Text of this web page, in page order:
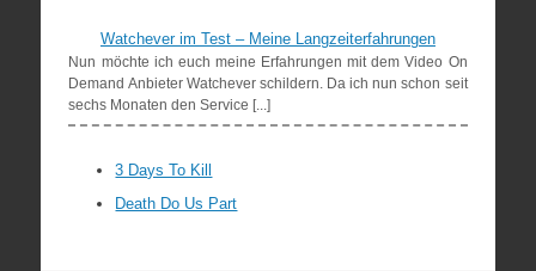
Watchever im Test – Meine Langzeiterfahrungen
Nun möchte ich euch meine Erfahrungen mit dem Video On
Demand Anbieter Watchever schildern. Da ich nun schon seit
sechs Monaten den Service [...]
3 Days To Kill
Death Do Us Part